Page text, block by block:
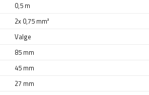
0,5 m
2x 0,75 mm²
Valge
85 mm
45 mm
27 mm